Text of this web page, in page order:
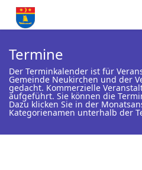
Termine
Der Terminkalender ist für
Gemeinde Neukirchen und der
gedacht. Kommerzielle
aufgeführt. Sie können die
Dazu klicken Sie in der
Kategorienamen unterhalb der